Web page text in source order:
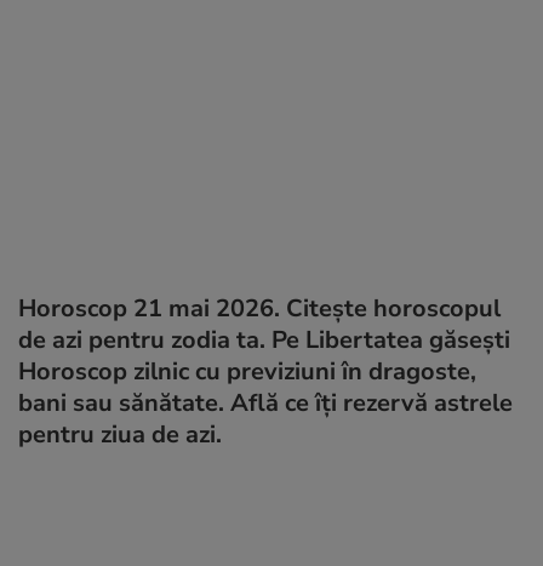
Horoscop 21 mai 2026. Citește horoscopul
de azi pentru zodia ta. Pe Libertatea găsești
Horoscop zilnic cu previziuni în dragoste,
bani sau sănătate. Află ce îți rezervă astrele
pentru ziua de azi.